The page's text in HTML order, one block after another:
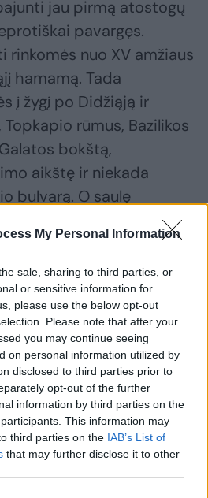
My Personal Information
sale, sharing to third parties, or
or sensitive information for
please use the below opt-out
Please note that after your
you may continue seeing
on personal information utilized by
disclosed to third parties prior to
opt-out of the further
information by third parties on the
This information may
third parties on the IAB’s List of
that may further disclose it to other
jau pirmą atostogų
pavargęs.
rinkomės nuo XV amžiaus
hamamą. Tada
į žygį po Didžiąją ir
rūmus, Bazilikos
bokštą,
aikštę ir niekada
bulvarą. O saulę
esu keliautojas
vietos įžymybių, kad ir
restoranų ir
atskleisti. Turkiška
Tikrame vietiniame
sutikti su meze –
kuriais šefas
nemokamai. Tai ir
pita (labai primena